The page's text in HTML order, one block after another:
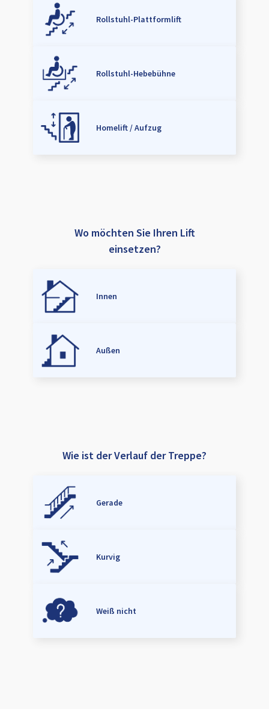
Rollstuhl-Plattformlift
Rollstuhl-Hebebühne
Homelift / Aufzug
Wo möchten Sie Ihren Lift
einsetzen?
Innen
Außen
Wie ist der Verlauf der Treppe?
Gerade
Kurvig
Weiß nicht